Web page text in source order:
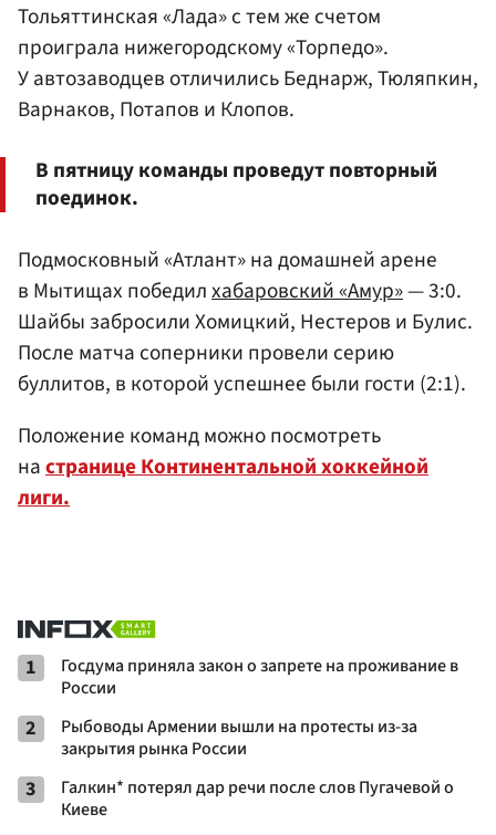
Тольяттинская «Лада» с тем же счетом
проиграла нижегородскому «Торпедо».
У автозаводцев отличились Беднарж, Тюляпкин,
Варнаков, Потапов и Клопов.
В пятницу команды проведут повторный
поединок.
Подмосковный «Атлант» на домашней арене
в Мытищах победилхабаровский «Амур»— 3:0.
Шайбы забросили Хомицкий, Нестеров и Булис.
После матча соперники провели серию
буллитов, в которой успешнее были гости (2:1).
Положение команд можно посмотреть
настранице Континентальной хоккейной
лиги.
1
Госдума приняла закон о запрете на проживание в
России
2
Рыбоводы Армении вышли на протесты из-за
закрытия рынка России
3
Галкин* потерял дар речи после слов Пугачевой о
Киеве